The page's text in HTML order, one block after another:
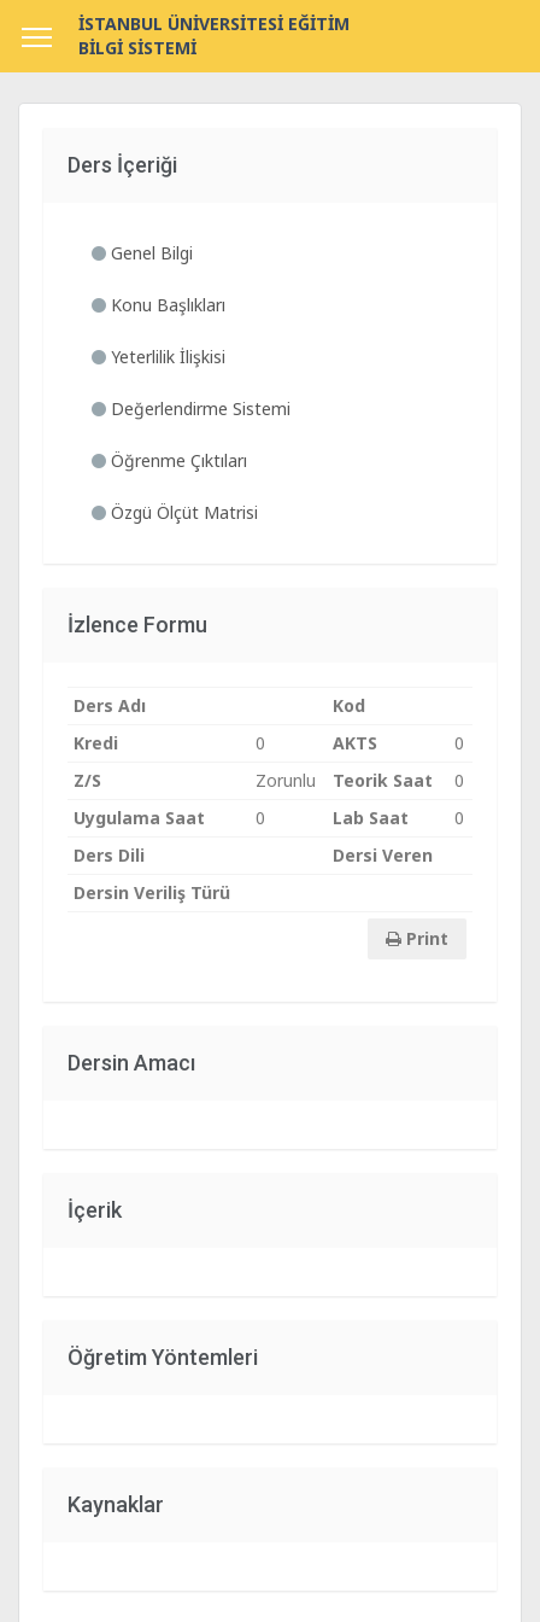
İSTANBUL ÜNİVERSİTESİ EĞİTİM
BİLGİ SİSTEMİ
Ders İçeriği
Genel Bilgi
Konu Başlıkları
Yeterlilik İlişkisi
Değerlendirme Sistemi
Öğrenme Çıktıları
Özgü Ölçüt Matrisi
İzlence Formu
Ders Adı
Kod
Kredi
0 AKTS
0
Z/S
Zorunlu Teorik Saat
0
Uygulama Saat
0 Lab Saat
0
Ders Dili
Dersi Veren
Dersin Veriliş Türü
Print
Dersin Amacı
İçerik
Öğretim Yöntemleri
Kaynaklar